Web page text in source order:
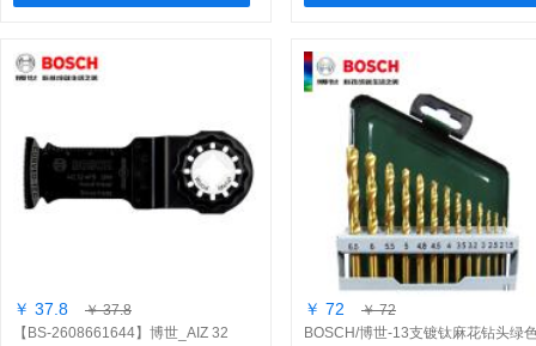
￥ 37.8
￥ 37.8
【BS-2608661644】博世_AIZ 32
￥ 72
￥ 72
BOSCH/博世-13支镀钛麻花钻头绿